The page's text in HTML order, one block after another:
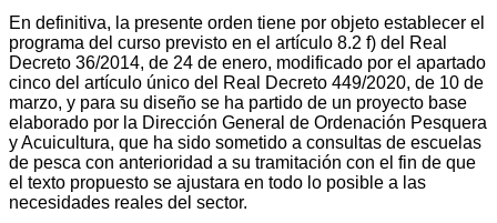
En definitiva, la presente orden tiene por objeto establecer el
programa del curso previsto en el artículo 8.2 f) del Real
Decreto 36/2014, de 24 de enero, modificado por el apartado
cinco del artículo único del Real Decreto 449/2020, de 10 de
marzo, y para su diseño se ha partido de un proyecto base
elaborado por la Dirección General de Ordenación Pesquera
y Acuicultura, que ha sido sometido a consultas de escuelas
de pesca con anterioridad a su tramitación con el fin de que
el texto propuesto se ajustara en todo lo posible a las
necesidades reales del sector.